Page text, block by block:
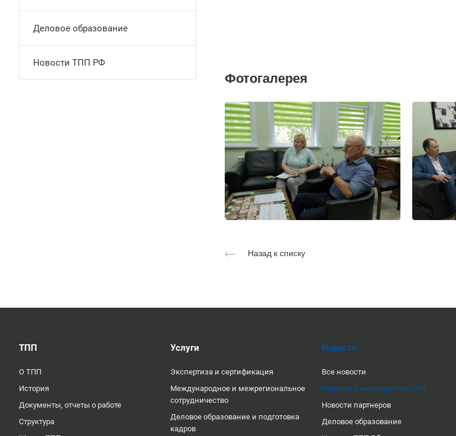
Фотогалерея
Назад к списку
Деловое образование
Новости ТПП РФ
ТПП
О ТПП
История
Документы, отчеты о работе
Структура
Услуги
Экспертиза и сертификация
Международное и межрегиональное
сотрудничество
Деловое образование и подготовка
кадров
Новости
Все новости
Новости и мероприятия ТПП
Новости партнеров
Деловое образование